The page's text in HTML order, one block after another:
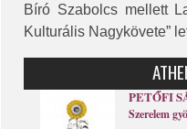
Bíró Szabolcs mellett
Kulturális Nagykövete”
PETŐFI
Szerelem